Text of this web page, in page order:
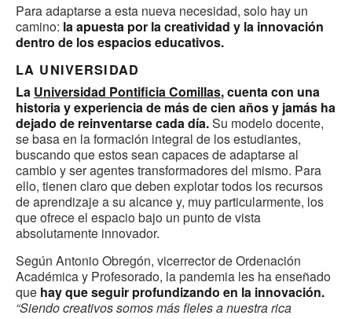
Para adaptarse a esta nueva necesidad, solo hay un
camino: la apuesta por la creatividad y la innovación
dentro de los espacios educativos.
LA UNIVERSIDAD
La Universidad Pontificia Comillas, cuenta con una
historia y experiencia de más de cien años y jamás ha
dejado de reinventarse cada día.Su modelo docente,
se basa en la formación integral de los estudiantes,
buscando que estos sean capaces de adaptarse al
cambio y ser agentes transformadores del mismo. Para
ello, tienen claro que deben explotar todos los recursos
de aprendizaje a su alcance y, muy particularmente, los
que ofrece el espacio bajo un punto de vista
absolutamente innovador.
Según Antonio Obregón, vicerrector de Ordenación
Académica y Profesorado, la pandemia les ha enseñado
que hay que seguir profundizando en la innovación.
“Siendo creativos somos más fieles a nuestra rica